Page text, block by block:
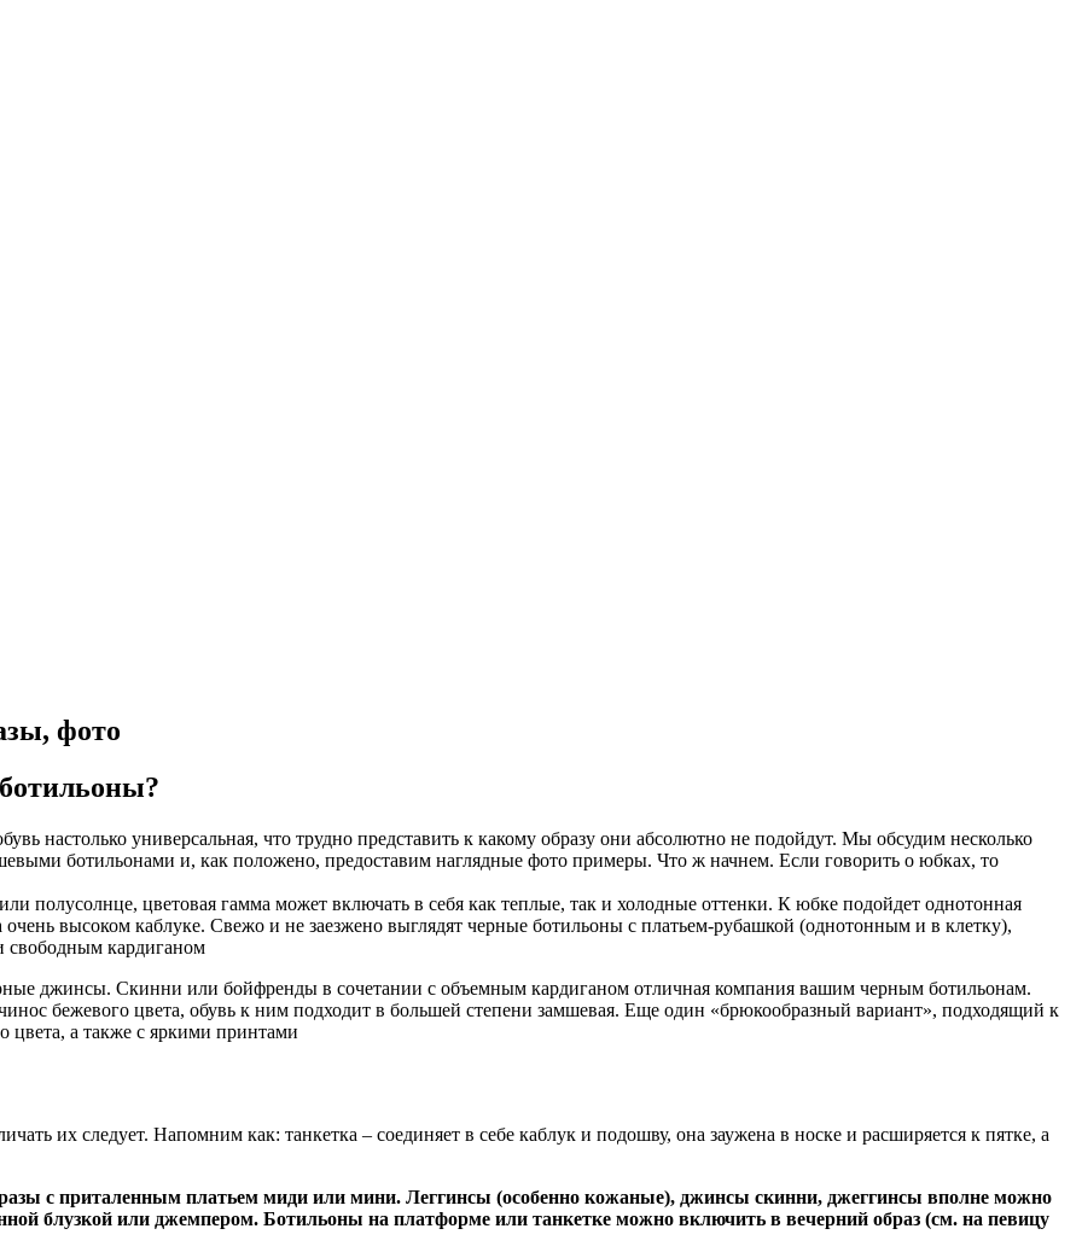
фото
настолько универсальная, что трудно представить к какому образу они абсолютно не подойдут. Мы обсудим несколько
ботильонами и, как положено, предоставим наглядные фото примеры. Что ж начнем. Если говорить о юбках, то
полусолнце, цветовая гамма может включать в себя как теплые, так и холодные оттенки. К юбке подойдет однотонная
высоком каблуке. Свежо и не заезжено выглядят черные ботильоны с платьем-рубашкой (однотонным и в клетку),
свободным кардиганом
джинсы. Скинни или бойфренды в сочетании с объемным кардиганом отличная компания вашим черным ботильонам.
бежевого цвета, обувь к ним подходит в большей степени замшевая. Еще один «брюкообразный вариант», подходящий к
а также с яркими принтами
их следует. Напомним как: танкетка – соединяет в себе каблук и подошву, она заужена в носке и расширяется к пятке, а
с приталенным платьем миди или мини. Леггинсы (особенно кожаные), джинсы скинни, джеггинсы вполне можно
блузкой или джемпером. Ботильоны на платформе или танкетке можно включить в вечерний образ (см. на певицу